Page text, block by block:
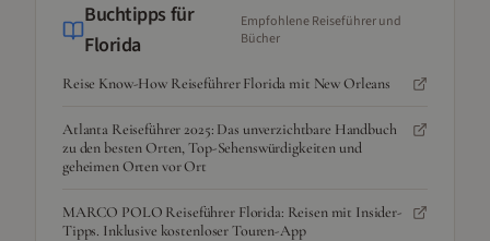
Buchtipps für
Florida
Empfohlene Reiseführer und
Bücher
Reise Know-How Reiseführer Florida mit New Orleans
Atlanta Reiseführer 2025: Das unverzichtbare Handbuch
zu den besten Orten, Top-Sehenswürdigkeiten und
geheimen Orten vor Ort
MARCO POLO Reiseführer Florida: Reisen mit Insider-
Tipps. Inklusive kostenloser Touren-App